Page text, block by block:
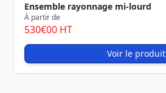
Ensemble rayonnage mi-lourd
À partir de
530€00 HT
Voir le produit